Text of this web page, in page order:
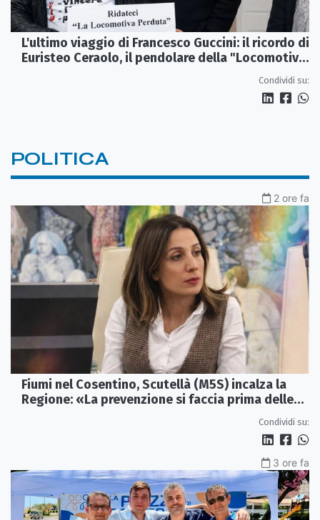
L'ultimo viaggio di Francesco Guccini: il ricordo di
Euristeo Ceraolo, il pendolare della "Locomotiva
Condividi su:
POLITICA
2 ore fa
Fiumi nel Cosentino, Scutellà (M5S) incalza la
Regione: «La prevenzione si faccia prima delle
Condividi su:
3 ore fa